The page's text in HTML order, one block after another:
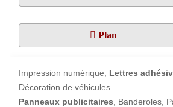
Plan
Impression numérique, Lettres
Décoration de véhicules
Panneaux publicitaires , Banderoles,